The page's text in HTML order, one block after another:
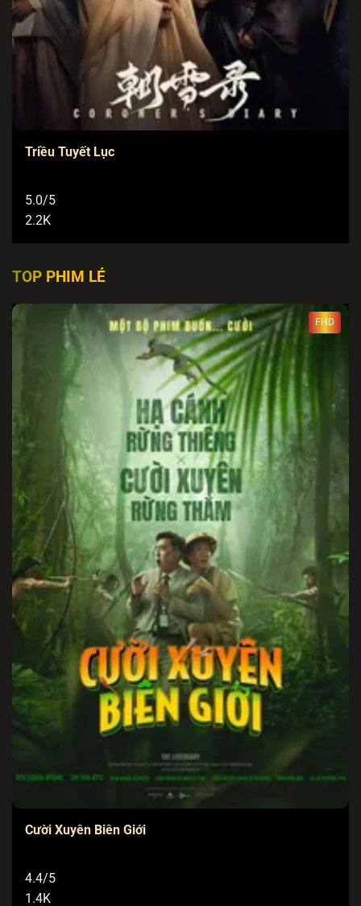
Triều Tuyết Lục
5.0/5
2.2K
TOP PHIM LẺ
FHD
Cười Xuyên Biên Giới
4.4/5
1.4K